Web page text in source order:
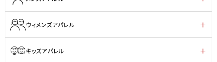
ウィメンズアパレル
キッズアパレル